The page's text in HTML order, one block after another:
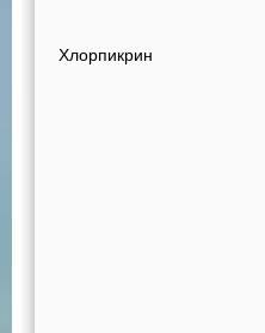
Хлорпикрин